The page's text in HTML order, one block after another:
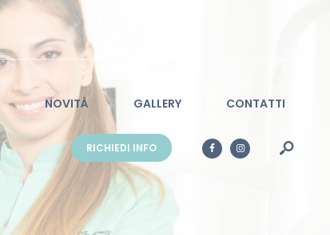
NOVITÀ GALLERY CONTATTI
RICHIEDI INFO